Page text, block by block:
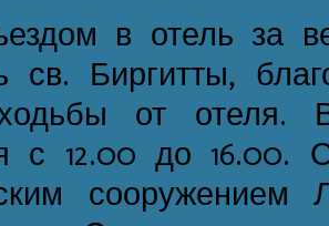
в отель за
св. Биргитты,
от отеля.
с 12.00 до 16.00.
сооружением